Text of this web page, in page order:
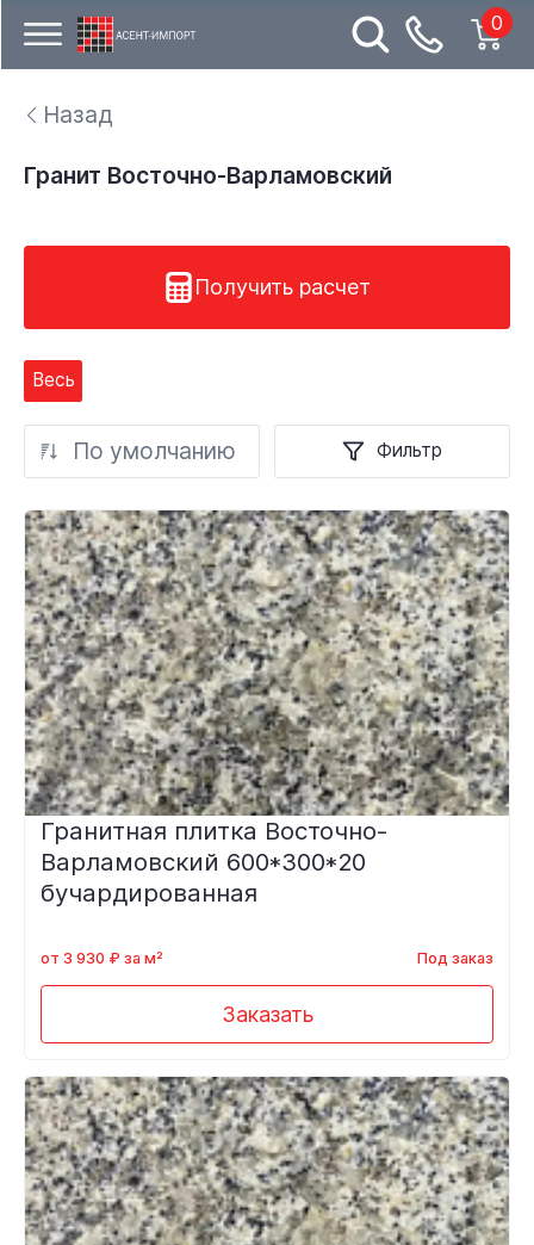
0
Назад
Гранит Восточно-Варламовский
Получить расчет
Весь
По умолчанию Фильтр
Гранитная плитка Восточно-
Варламовский 600*300*20
бучардированная
от 3 930 ₽ за м² Под заказ
Заказать